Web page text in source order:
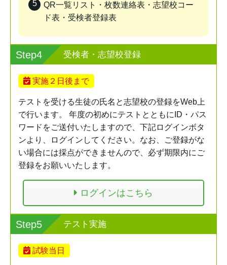
QR一覧リスト・枚数連絡表・志望校コー
ド表・受検者登録表
Step4 受検者・志望校登録
実施２日後まで
テストを受ける生徒の氏名と志望校の登録をWeb上
で行います。 年度の初めにテストとともにID・パス
ワードをご送付いたしますので、下記ログインボタ
ンより、ログインしてください。なお、ご登録がな
い場合には採点ができませんので、必ず期限内にご
登録をお願いいたします。
ログインはこちら
Step5 テスト実施
試験当日